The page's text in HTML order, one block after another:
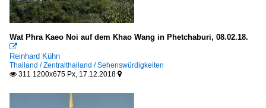
Wat Phra Kaeo Noi auf dem Khao Wang in Phetchaburi, 08.02.18.

Reinhard Kühn
Thailand / Zentralthailand / Sehenswürdigkeiten
 311 1200x675 Px, 17.12.2018 